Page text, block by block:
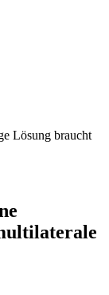
Lösung braucht